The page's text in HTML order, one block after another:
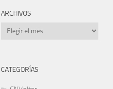
ARCHIVOS
Archivos
CATEGORÍAS